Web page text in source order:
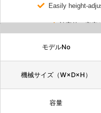
Easily height-
効率的で安定
モデルNo
機械サイズ（W×D×H）
容量